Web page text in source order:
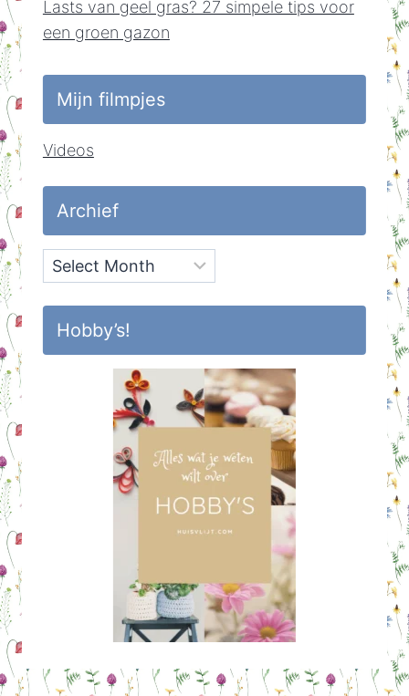
Lasts van geel gras? 27 simpele tips voor
een groen gazon
Mijn filmpjes
Videos
Archief
Archief
Hobby’s!